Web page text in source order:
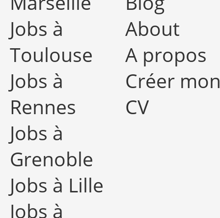
Jobs à
Toulouse
Jobs à
Rennes
Jobs à
Grenoble
Jobs à Lille
Jobs à
About
A propos
Créer
CV